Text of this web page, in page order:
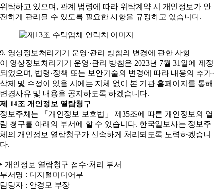
위탁하고 있으며, 관계 법령에 따라 위탁계약 시 개인정보가 안
전하게 관리될 수 있도록 필요한 사항을 규정하고 있습니다.
9. 영상정보처리기기 운영·관리 방침의 변경에 관한 사항
이 영상정보처리기기 운영·관리 방침은 2023년 7월 31일에 제정
되었으며, 법령·정책 또는 보안기술의 변경에 따라 내용의 추가·
삭제 및 수정이 있을 시에는 지체 없이 본 기관 홈페이지를 통해
변경사유 및 내용을 공지하도록 하겠습니다.
제 14조 개인정보 열람청구
정보주체는 「개인정보 보호법」 제35조에 따른 개인정보의 열
람 청구를 아래의 부서에 할 수 있습니다. 한국일보사는 정보주
체의 개인정보 열람청구가 신속하게 처리되도록 노력하겠습니
다.
‣ 개인정보 열람청구 접수·처리 부서
부서명 : 디지털미디어부
담당자 : 안경모 부장